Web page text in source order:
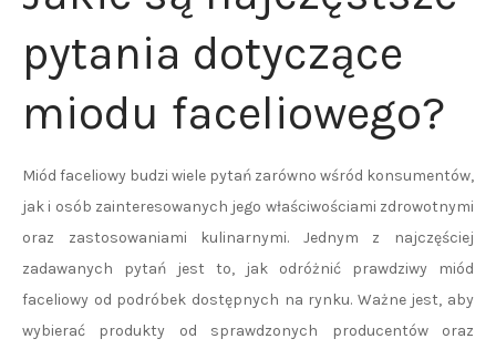
pytania dotyczące
miodu faceliowego?
Miód faceliowy budzi wiele pytań zarówno wśród konsumentów,
jak i osób zainteresowanych jego właściwościami zdrowotnymi
oraz zastosowaniami kulinarnymi. Jednym z najczęściej
zadawanych pytań jest to, jak odróżnić prawdziwy miód
faceliowy od podróbek dostępnych na rynku. Ważne jest, aby
wybierać produkty od sprawdzonych producentów oraz